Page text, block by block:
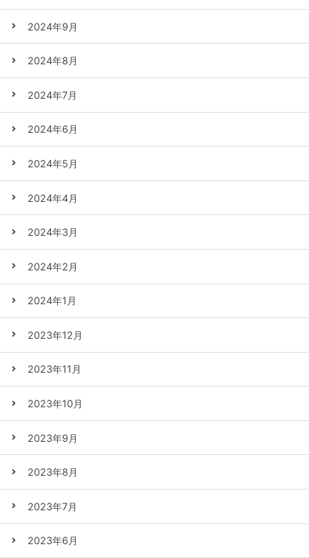
2024年9月
2024年8月
2024年7月
2024年6月
2024年5月
2024年4月
2024年3月
2024年2月
2024年1月
2023年12月
2023年11月
2023年10月
2023年9月
2023年8月
2023年7月
2023年6月